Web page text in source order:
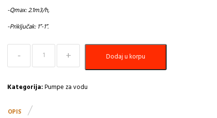
-Qmax: 2.1m3/h,
-Priključak: 1”-1”.
Pumpa
Hidropaci
AUTO
-
količina
Dodaj u korpu
Kategorija:Pumpe za vodu
OPIS